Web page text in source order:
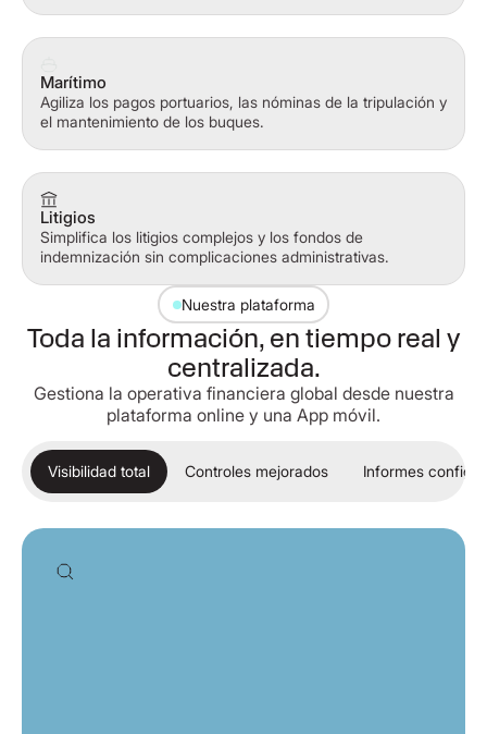
Marítimo
Agiliza los pagos portuarios, las nóminas de la tripulación y
el mantenimiento de los buques.
Litigios
Simplifica los litigios complejos y los fondos de
indemnización sin complicaciones administrativas.
Nuestra plataforma
Toda la información, en tiempo real y
centralizada.
Gestiona la operativa financiera global desde nuestra
plataforma online y una App móvil.
Visibilidad total Controles mejorados Informes